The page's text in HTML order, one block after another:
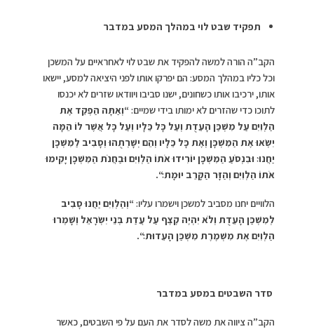
תפקיד שבט לוי במהלך המסע במדבר
הקב”ה הורה למשה להפקיד את שבט לוי לאחראיים על המשכן
וכל כליו במהלך המסע: הם יפרקו אותו לפני היציאה למסע, יישאו
אותו, ירכיבו אותו כשחונים, ישנו סביבו ויוודאו שזרים לא יכנסו
לתוכו כדי שהזרים לא ימותו בידי שמיים:“וְאַתָּה הַפְקֵד אֶת
הַלְוִיִּם עַל מִשְׁכַּן הָעֵדֻת וְעַל כָּל כֵּלָיו וְעַל כָּל אֲשֶׁר לוֹ הֵמָּה
יִשְׂאוּ אֶת הַמִּשְׁכָּן וְאֶת כָּל כֵּלָיו וְהֵם יְשָׁרְתֻהוּ וְסָבִיב לַמִּשְׁכָּן
יַחֲנוּ׃ וּבִנְסֹעַ הַמִּשְׁכָּן יוֹרִידוּ אֹתוֹ הַלְוִיִּם וּבַחֲנֹת הַמִּשְׁכָּן יָקִימוּ
אֹתוֹ הַלְוִיִּם וְהַזָּר הַקָּרֵב יוּמָת׃“.
הלוויים יחנו מסביב למשכן וישמרו עליו:“וְהַלְוִיִּם יַחֲנוּ סָבִיב
לְמִשְׁכַּן הָעֵדֻת וְלֹא יִהְיֶה קֶצֶף עַל עֲדַת בְּנֵי יִשְׂרָאֵל וְשָׁמְרוּ
הַלְוִיִּם אֶת מִשְׁמֶרֶת מִשְׁכַּן הָעֵדוּת׃“
.
סדר השבטים במסע במדבר
הקב”ה ציווה את משה לסדר את העם על פי השבטים, כאשר